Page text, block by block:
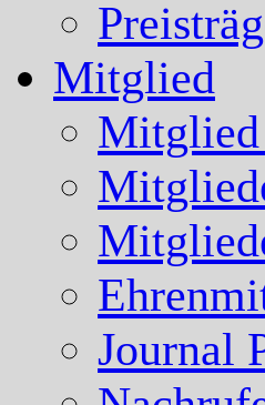
Mitglied
Mitglied
Journal